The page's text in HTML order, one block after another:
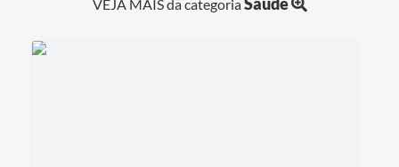
VEJA MAIS da categoria